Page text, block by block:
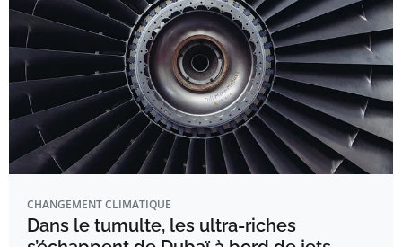
CHANGEMENT CLIMATIQUE
Dans le tumulte, les ultra-riches